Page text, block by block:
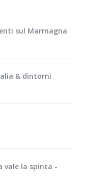
sul Marmagna
& dintorni
vale la spinta -